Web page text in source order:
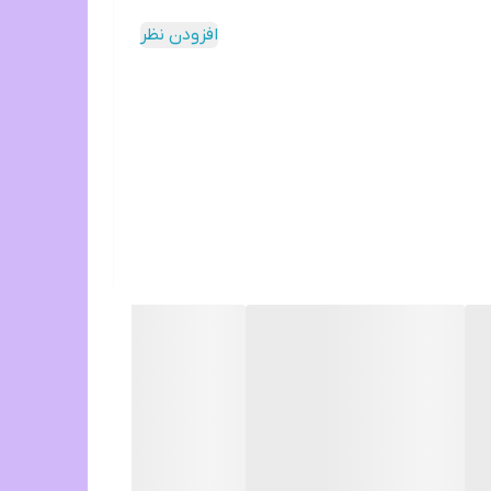
افزودن نظر